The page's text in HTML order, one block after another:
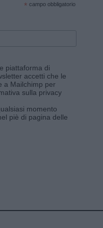
* campo obbligatorio
piattaforma di
accetti che le
a Mailchimp per
sulla privacy
momento
piè di pagina delle